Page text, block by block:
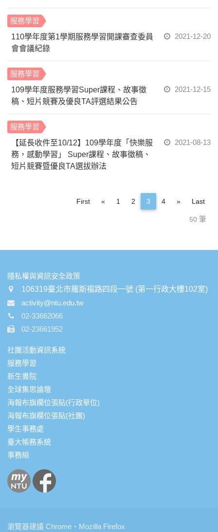
服務學習
110學年度第1學期服務學習開課審查委員
會會議紀錄
2021-12-20
服務學習
109學年度服務學習Super課程、故事徵
稿、短片競賽及優良TA評選結果公告
2021-12-15
服務學習
【延長收件至10/12】109學年度「快樂服
務，感動學習」 Super課程、故事徵稿、
短片競賽暨優良TA選拔辦法
2021-08-13
50 筆
First « Previous
1 2 3 4 »NextLast
:::
隱私權與資訊安全政策
106319臺北市羅斯福路四段一號 (第一行政大樓102室)
activity@ntu.edu.tw
02-33662066
02-23661952
社團活動資訊系統
服務學習
新生書院
全球集思論壇
海報布旗欄位張貼(行政單位)
海報布旗欄位張貼(社團)
學生事務處
臺大帳務系統
事務組
瀏覽器建議 Chrome、Mozilla Firefox